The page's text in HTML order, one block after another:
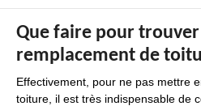
Que faire pour
remplacement de
Effectivement, pour ne pas mettre
toiture, il est très indispensable de